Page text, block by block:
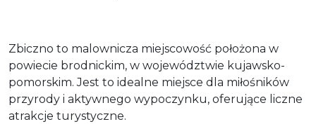
Zbiczno to malownicza miejscowość położona w
powiecie brodnickim, w województwie kujawsko-
pomorskim. Jest to idealne miejsce dla miłośników
przyrody i aktywnego wypoczynku, oferujące liczne
atrakcje turystyczne.